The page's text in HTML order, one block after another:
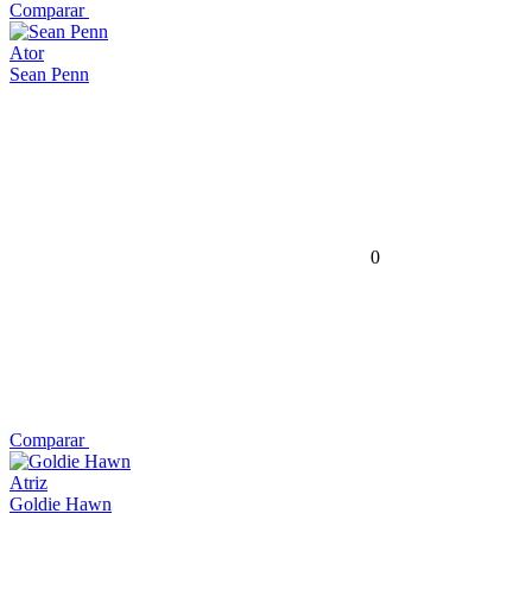
Comparar
Ator
Sean Penn
0
Comparar
Atriz
Goldie Hawn